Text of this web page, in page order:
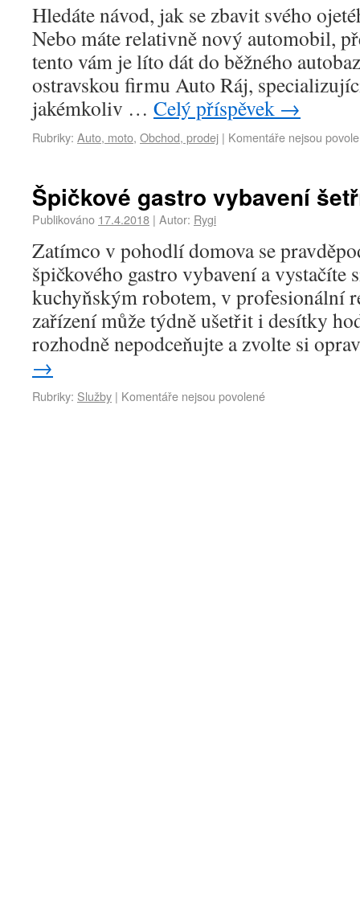
Hledáte návod, jak se zbavit svého
Nebo máte relativně nový automobil,
tento vám je líto dát do běžného
ostravskou firmu Auto Ráj,
jakémkoliv … Celý příspěvek →
Rubriky: Auto, moto, Obchod, prodej | Komentáře nejsou
Špičkové gastro vybavení
Publikováno 17.4.2018 | Autor: Rygi
Zatímco v pohodlí domova se
špičkového gastro vybavení a vystačíte
kuchyňským robotem, v profesionální
zařízení může týdně ušetřit i desítky
rozhodně nepodceňujte a zvolte si
→
Rubriky: Služby | Komentáře nejsou povolené